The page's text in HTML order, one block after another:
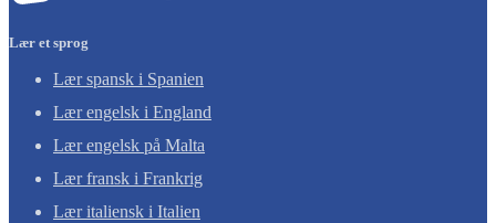
Lær et sprog
Lær spansk i Spanien
Lær engelsk i England
Lær engelsk på Malta
Lær fransk i Frankrig
Lær italiensk i Italien